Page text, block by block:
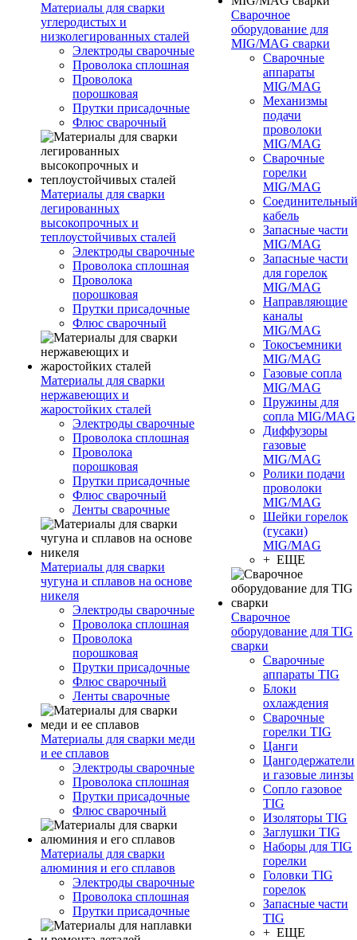
Материалы для сварки
углеродистых и
низколегированных сталей
Электроды сварочные
Проволока сплошная
Проволока
порошковая
Прутки присадочные
Флюс сварочный
Материалы для сварки
легированных
высокопрочных и
теплоустойчивых сталей
Электроды сварочные
Проволока сплошная
Проволока
порошковая
Прутки присадочные
Флюс сварочный
Материалы для сварки
нержавеющих и
жаростойких сталей
Электроды сварочные
Проволока сплошная
Проволока
порошковая
Прутки присадочные
Флюс сварочный
Ленты сварочные
Материалы для сварки
чугуна и сплавов на основе
никеля
Электроды сварочные
Проволока сплошная
Проволока
порошковая
Прутки присадочные
Флюс сварочный
Ленты сварочные
Материалы для сварки меди
и ее сплавов
Электроды сварочные
Проволока сплошная
Прутки присадочные
Флюс сварочный
Материалы для сварки
алюминия и его сплавов
Электроды сварочные
Проволока сплошная
Прутки присадочные
Сварочное
оборудование для
MIG/MAG сварки
Сварочные
аппараты
MIG/MAG
Механизмы
подачи
проволоки
MIG/MAG
Сварочные
горелки
MIG/MAG
Соединительный
кабель
Запасные части
MIG/MAG
Запасные части
для горелок
MIG/MAG
Направляющие
каналы
MIG/MAG
Токосъемники
MIG/MAG
Газовые сопла
MIG/MAG
Пружины для
сопла MIG/MAG
Диффузоры
газовые
MIG/MAG
Ролики подачи
проволоки
MIG/MAG
Шейки горелок
(гусаки)
MIG/MAG
+ ЕЩЕ
Сварочное
оборудование для TIG
сварки
Сварочные
аппараты TIG
Блоки
охлаждения
Сварочные
горелки TIG
Цанги
Цангодержатели
и газовые линзы
Сопло газовое
TIG
Изоляторы TIG
Заглушки TIG
Наборы для TIG
горелки
Головки TIG
горелок
Запасные части
TIG
+ ЕЩЕ